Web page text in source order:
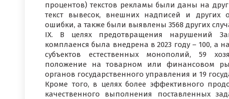
процентов) текстов рекламы были даны на
текст вывесок, внешних надписей и других
ошибки, а также были выявлены 3568 других
IX. В целях предотвращения нарушений
комплаенся была внедрена в 2023 году – 100, а
субъектов естественных монополий, 59
положение на товарном или финансовом
органов государственного управления и 19
Кроме того, в целях более эффективного
качественного выполнения поставленных